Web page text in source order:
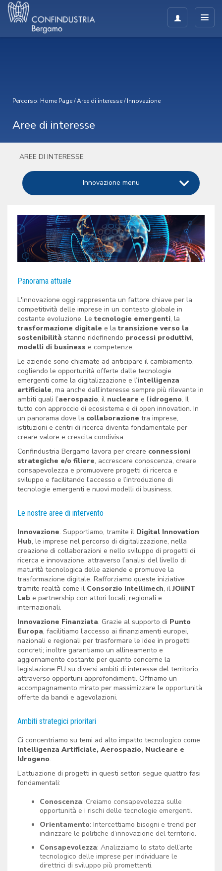
Percorso: Home Page/Aree di interesse/Innovazione
Aree di interesse
AREE DI INTERESSE
Innovazione menu
Panorama attuale
L'innovazione oggi rappresenta un fattore chiave per la
competitività delle imprese in un contesto globale in
costante evoluzione. Le tecnologie emergenti, la
trasformazione digitale e la transizione verso la
sostenibilità stanno ridefinendo processi produttivi,
modelli di business e competenze.
Le aziende sono chiamate ad anticipare il cambiamento,
cogliendo le opportunità offerte dalle tecnologie
emergenti come la digitalizzazione e l’intelligenza
artificiale, ma anche dall’interesse sempre più rilevante in
ambiti quali l’aerospazio, il nucleare e l’idrogeno. Il
tutto con approccio di ecosistema e di open innovation. In
un panorama dove la collaborazione tra imprese,
istituzioni e centri di ricerca diventa fondamentale per
creare valore e crescita condivisa.
Confindustria Bergamo lavora per creare connessioni
strategiche e/o filiere, accrescere conoscenza, creare
consapevolezza e promuovere progetti di ricerca e
sviluppo e facilitando l'accesso e l’introduzione di
tecnologie emergenti e nuovi modelli di business.
Le nostre aree di intervento
Innovazione. Supportiamo, tramite il Digital Innovation
Hub, le imprese nel percorso di digitalizzazione, nella
creazione di collaborazioni e nello sviluppo di progetti di
ricerca e innovazione, attraverso l’analisi del livello di
maturità tecnologica delle aziende e promuove la
trasformazione digitale. Rafforziamo queste iniziative
tramite realtà come il Consorzio Intellimech, il JOiiNT
Lab e partnership con attori locali, regionali e
internazionali.
Innovazione Finanziata. Grazie al supporto di Punto
Europa, facilitiamo l’accesso ai finanziamenti europei,
nazionali e regionali per trasformare le idee in progetti
concreti; inoltre garantiamo un allineamento e
aggiornamento costante per quanto concerne la
legislazione EU su diversi ambiti di interesse del territorio,
attraverso opportuni approfondimenti. Offriamo un
accompagnamento mirato per massimizzare le opportunità
offerte da bandi e agevolazioni.
Ambiti strategici prioritari
Ci concentriamo su temi ad alto impatto tecnologico come
Intelligenza Artificiale, Aerospazio, Nucleare e
Idrogeno.
L’attuazione di progetti in questi settori segue quattro fasi
fondamentali:
Conoscenza: Creiamo consapevolezza sulle
opportunità e i rischi delle tecnologie emergenti.
Orientamento: Intercettiamo bisogni e trend per
indirizzare le politiche d’innovazione del territorio.
Consapevolezza: Analizziamo lo stato dell’arte
tecnologico delle imprese per individuare le
direttrici di sviluppo più promettenti.